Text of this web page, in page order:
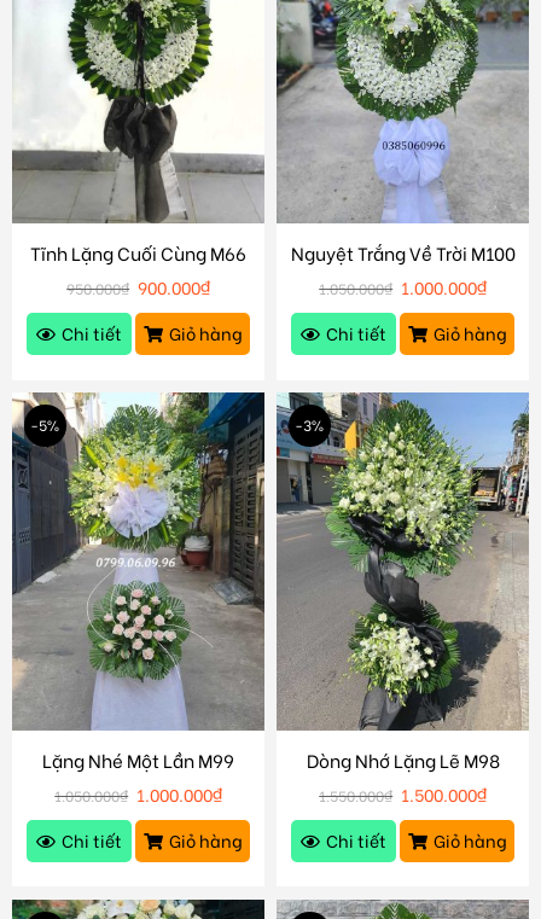
Tĩnh Lặng Cuối Cùng M66
950.000₫ 900.000₫
Chi tiết
Giỏ hàng
Nguyệt Trắng Về Trời M100
1.050.000₫ 1.000.000₫
Chi tiết
Giỏ hàng
-5%
Lặng Nhé Một Lần M99
1.050.000₫ 1.000.000₫
Chi tiết
Giỏ hàng
-3%
Dòng Nhớ Lặng Lẽ M98
1.550.000₫ 1.500.000₫
Chi tiết
Giỏ hàng